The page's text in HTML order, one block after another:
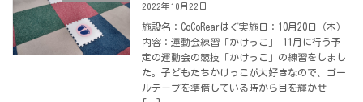
2022年10月22日
施設名：CoCoRearはぐ実施日：10月20日（木）
内容：運動会練習「かけっこ」 11月に行う予
定の運動会の競技「かけっこ」の練習をしまし
た。子どもたちかけっこが大好きなので、ゴー
ルテープを準備している時から目を輝かせ